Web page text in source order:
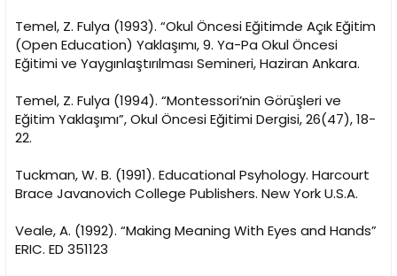
Temel, Z. Fulya (1993). “Okul Öncesi Eğitimde Açık Eğitim
(Open Education) Yaklaşımı, 9. Ya-Pa Okul Öncesi
Eğitimi ve Yaygınlaştırılması Semineri, Haziran Ankara.
Temel, Z. Fulya (1994). “Montessori’nin Görüşleri ve
Eğitim Yaklaşımı”, Okul Öncesi Eğitimi Dergisi, 26(47), 18-
22.
Tuckman, W. B. (1991). Educational Psyhology. Harcourt
Brace Javanovich College Publishers. New York U.S.A.
Veale, A. (1992). “Making Meaning With Eyes and Hands”
ERIC. ED 351123